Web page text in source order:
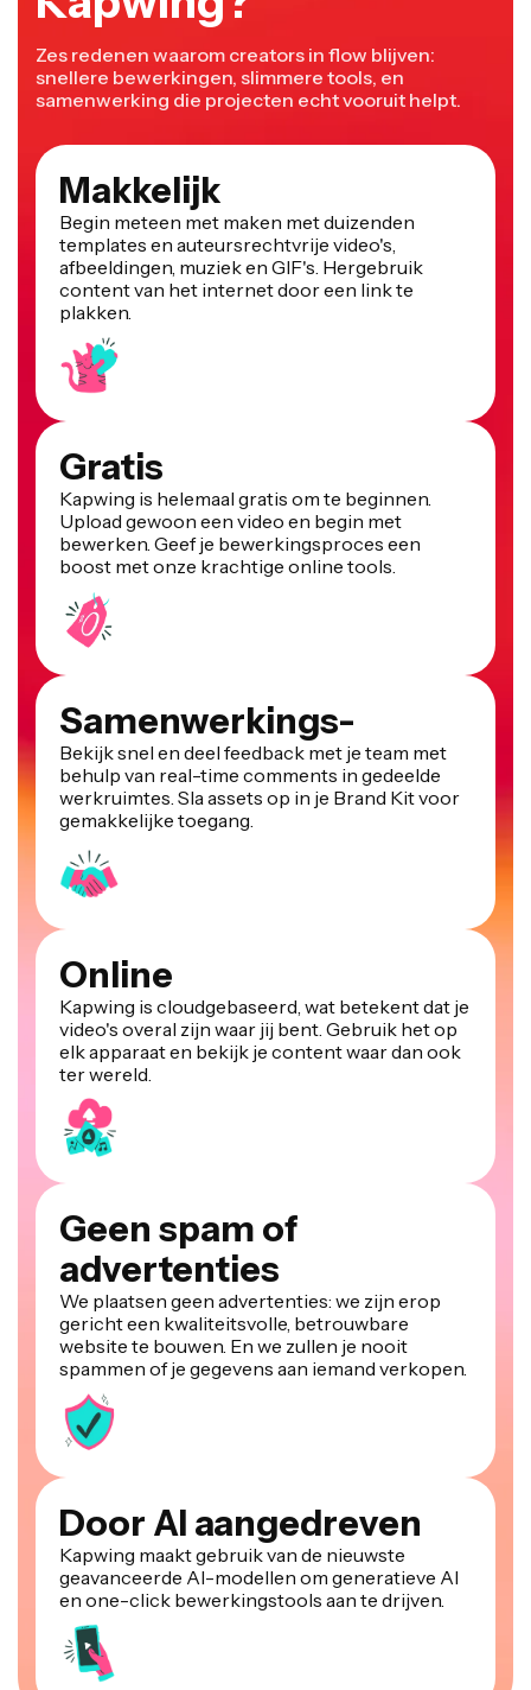
Zes redenen waarom creators in flow blijven:
snellere bewerkingen, slimmere tools, en
samenwerking die projecten echt vooruit helpt.
Makkelijk
Begin meteen met maken met duizenden
templates en auteursrechtvrije video's,
afbeeldingen, muziek en GIF's. Hergebruik
content van het internet door een link te
plakken.
Gratis
Kapwing is helemaal gratis om te beginnen.
Upload gewoon een video en begin met
bewerken. Geef je bewerkingsproces een
boost met onze krachtige online tools.
Samenwerkings-
Bekijk snel en deel feedback met je team met
behulp van real-time comments in gedeelde
werkruimtes. Sla assets op in je Brand Kit voor
gemakkelijke toegang.
Online
Kapwing is cloudgebaseerd, wat betekent dat je
video's overal zijn waar jij bent. Gebruik het op
elk apparaat en bekijk je content waar dan ook
ter wereld.
Geen spam of
advertenties
We plaatsen geen advertenties: we zijn erop
gericht een kwaliteitsvolle, betrouwbare
website te bouwen. En we zullen je nooit
spammen of je gegevens aan iemand verkopen.
Door AI aangedreven
Kapwing maakt gebruik van de nieuwste
geavanceerde AI-modellen om generatieve AI
en one-click bewerkingstools aan te drijven.